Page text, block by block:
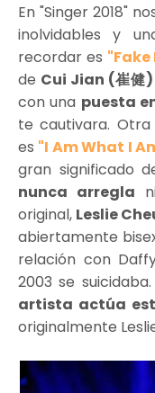
En "Singer 2018"
inolvidables y
recordar es "Fake
de Cui Jian (崔健)
con una puesta
te cautivara.
es "I Am What I
gran significado
nunca arregla
original, Leslie
abiertamente
relación con
2003 se suicidaba.
artista actúa
originalmente